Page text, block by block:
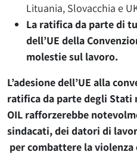
Lituania, Slovacchia e
La ratifica da parte di
dell’UE della
molestie sul lavoro.
L’adesione dell’UE alla
ratifica da parte degli Stati
OIL rafforzerebbe
sindacati, dei datori di
per combattere la